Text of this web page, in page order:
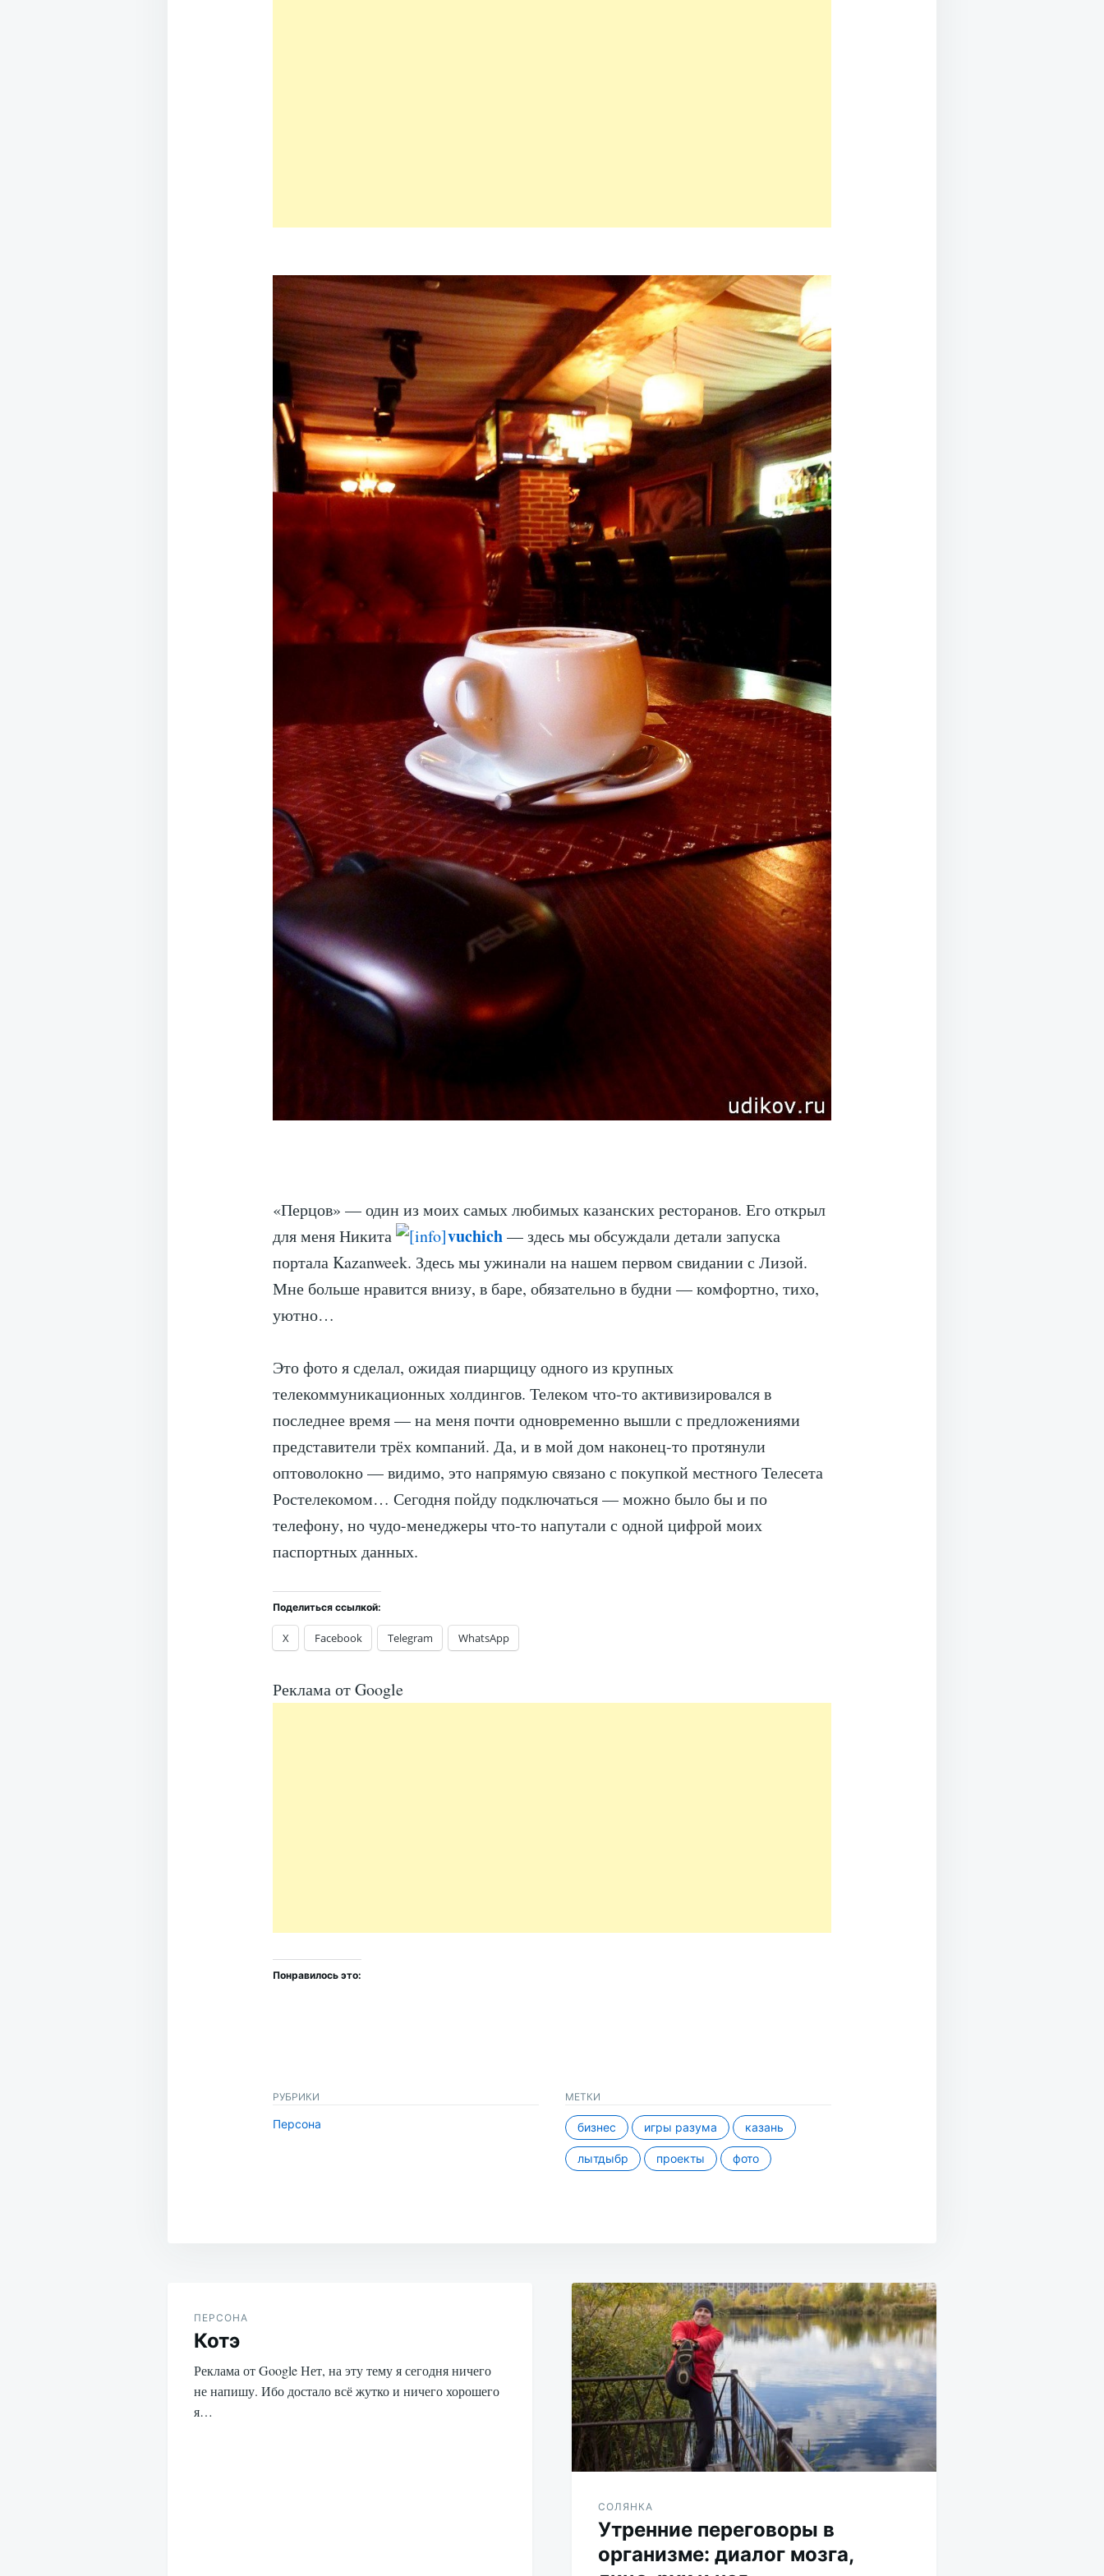
«Перцов» — один из моих самых любимых казанских ресторанов. Его открыл
для меня Никита
vuchich— здесь мы обсуждали детали запуска
портала Kazanweek. Здесь мы ужинали на нашем первом свидании с Лизой.
Мне больше нравится внизу, в баре, обязательно в будни — комфортно, тихо,
уютно…
Это фото я сделал, ожидая пиарщицу одного из крупных
телекоммуникационных холдингов. Телеком что-то активизировался в
последнее время — на меня почти одновременно вышли с предложениями
представители трёх компаний. Да, и в мой дом наконец-то протянули
оптоволокно — видимо, это напрямую связано с покупкой местного Телесета
Ростелекомом… Сегодня пойду подключаться — можно было бы и по
телефону, но чудо-менеджеры что-то напутали с одной цифрой моих
паспортных данных.
Поделиться ссылкой:
X Facebook Telegram WhatsApp
Реклама от Google
Понравилось это:
РУБРИКИ
Персона
МЕТКИ
бизнес игры разума казань
лытдыбр проекты фото
по
записям
ПЕРСОНА
Котэ
Реклама от Google Нет, на эту тему я сегодня ничего
не напишу. Ибо достало всё жутко и ничего хорошего
я…
СОЛЯНКА
Утренние переговоры в
организме: диалог мозга,